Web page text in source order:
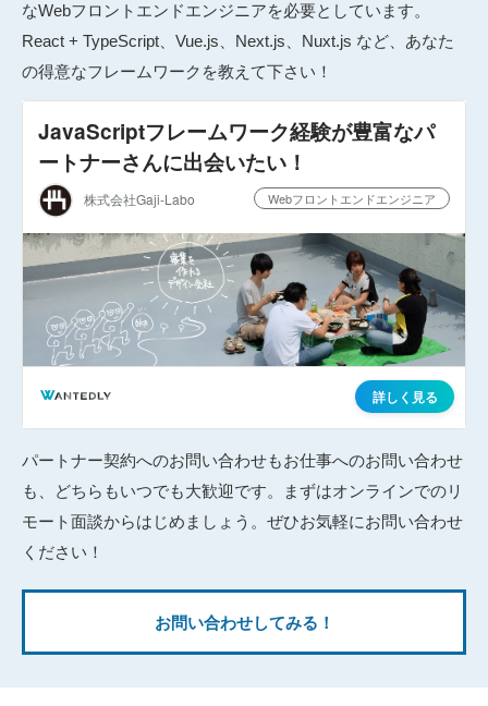
なWebフロントエンドエンジニアを必要としています。
React + TypeScript、Vue.js、Next.js、Nuxt.js など、あなた
の得意なフレームワークを教えて下さい！
パートナー契約へのお問い合わせもお仕事へのお問い合わせ
も、どちらもいつでも大歓迎です。まずはオンラインでのリ
モート面談からはじめましょう。ぜひお気軽にお問い合わせ
ください！
お問い合わせしてみる！